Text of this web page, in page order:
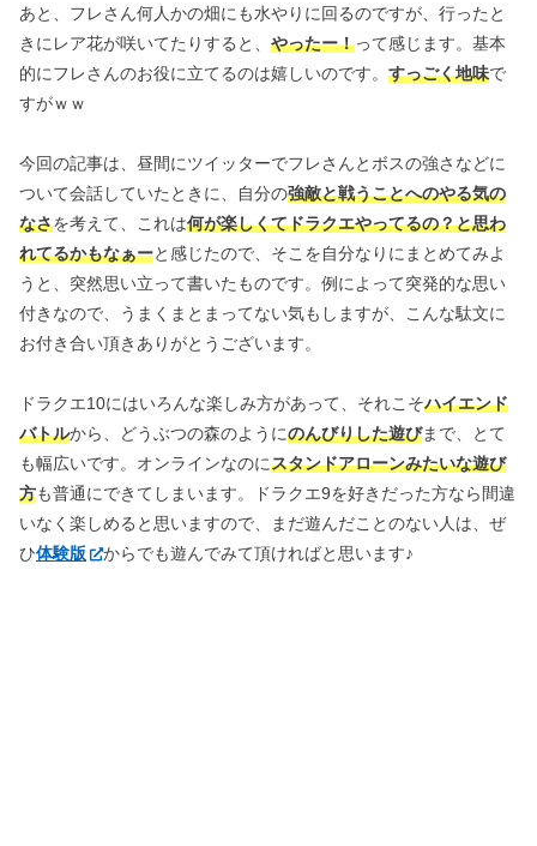
あと、フレさん何人かの畑にも水やりに回るのですが、行ったと
きにレア花が咲いてたりすると、 やったー！って感じます。基本
的にフレさんのお役に立てるのは嬉しいのです。 すっごく地味で
すがｗｗ
今回の記事は、昼間にツイッターでフレさんとボスの強さなどに
ついて会話していたときに、自分の強敵と戦うことへのやる気の
なさを考えて、これは何が楽しくてドラクエやってるの？と思わ
れてるかもなぁーと感じたので、そこを自分なりにまとめてみよ
うと、突然思い立って書いたものです。例によって突発的な思い
付きなので、うまくまとまってない気もしますが、こんな駄文に
お付き合い頂きありがとうございます。
ドラクエ10にはいろんな楽しみ方があって、それこそハイエンド
バトルから、どうぶつの森のようにのんびりした遊びまで、とて
も幅広いです。オンラインなのにスタンドアローンみたいな遊び
方も普通にできてしまいます。ドラクエ9を好きだった方なら間違
いなく楽しめると思いますので、まだ遊んだことのない人は、ぜ
ひ体験版 からでも遊んでみて頂ければと思います♪